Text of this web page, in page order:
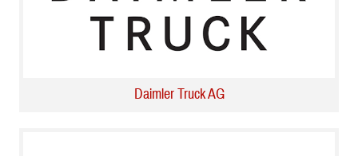
Daimler Truck AG